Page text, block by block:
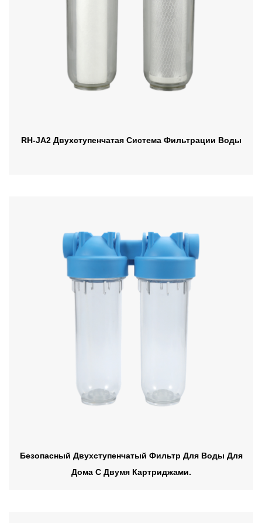
RH-JA2 Двухступенчатая Система Фильтрации Воды
Безопасный Двухступенчатый Фильтр Для Воды Для
Дома С Двумя Картриджами.